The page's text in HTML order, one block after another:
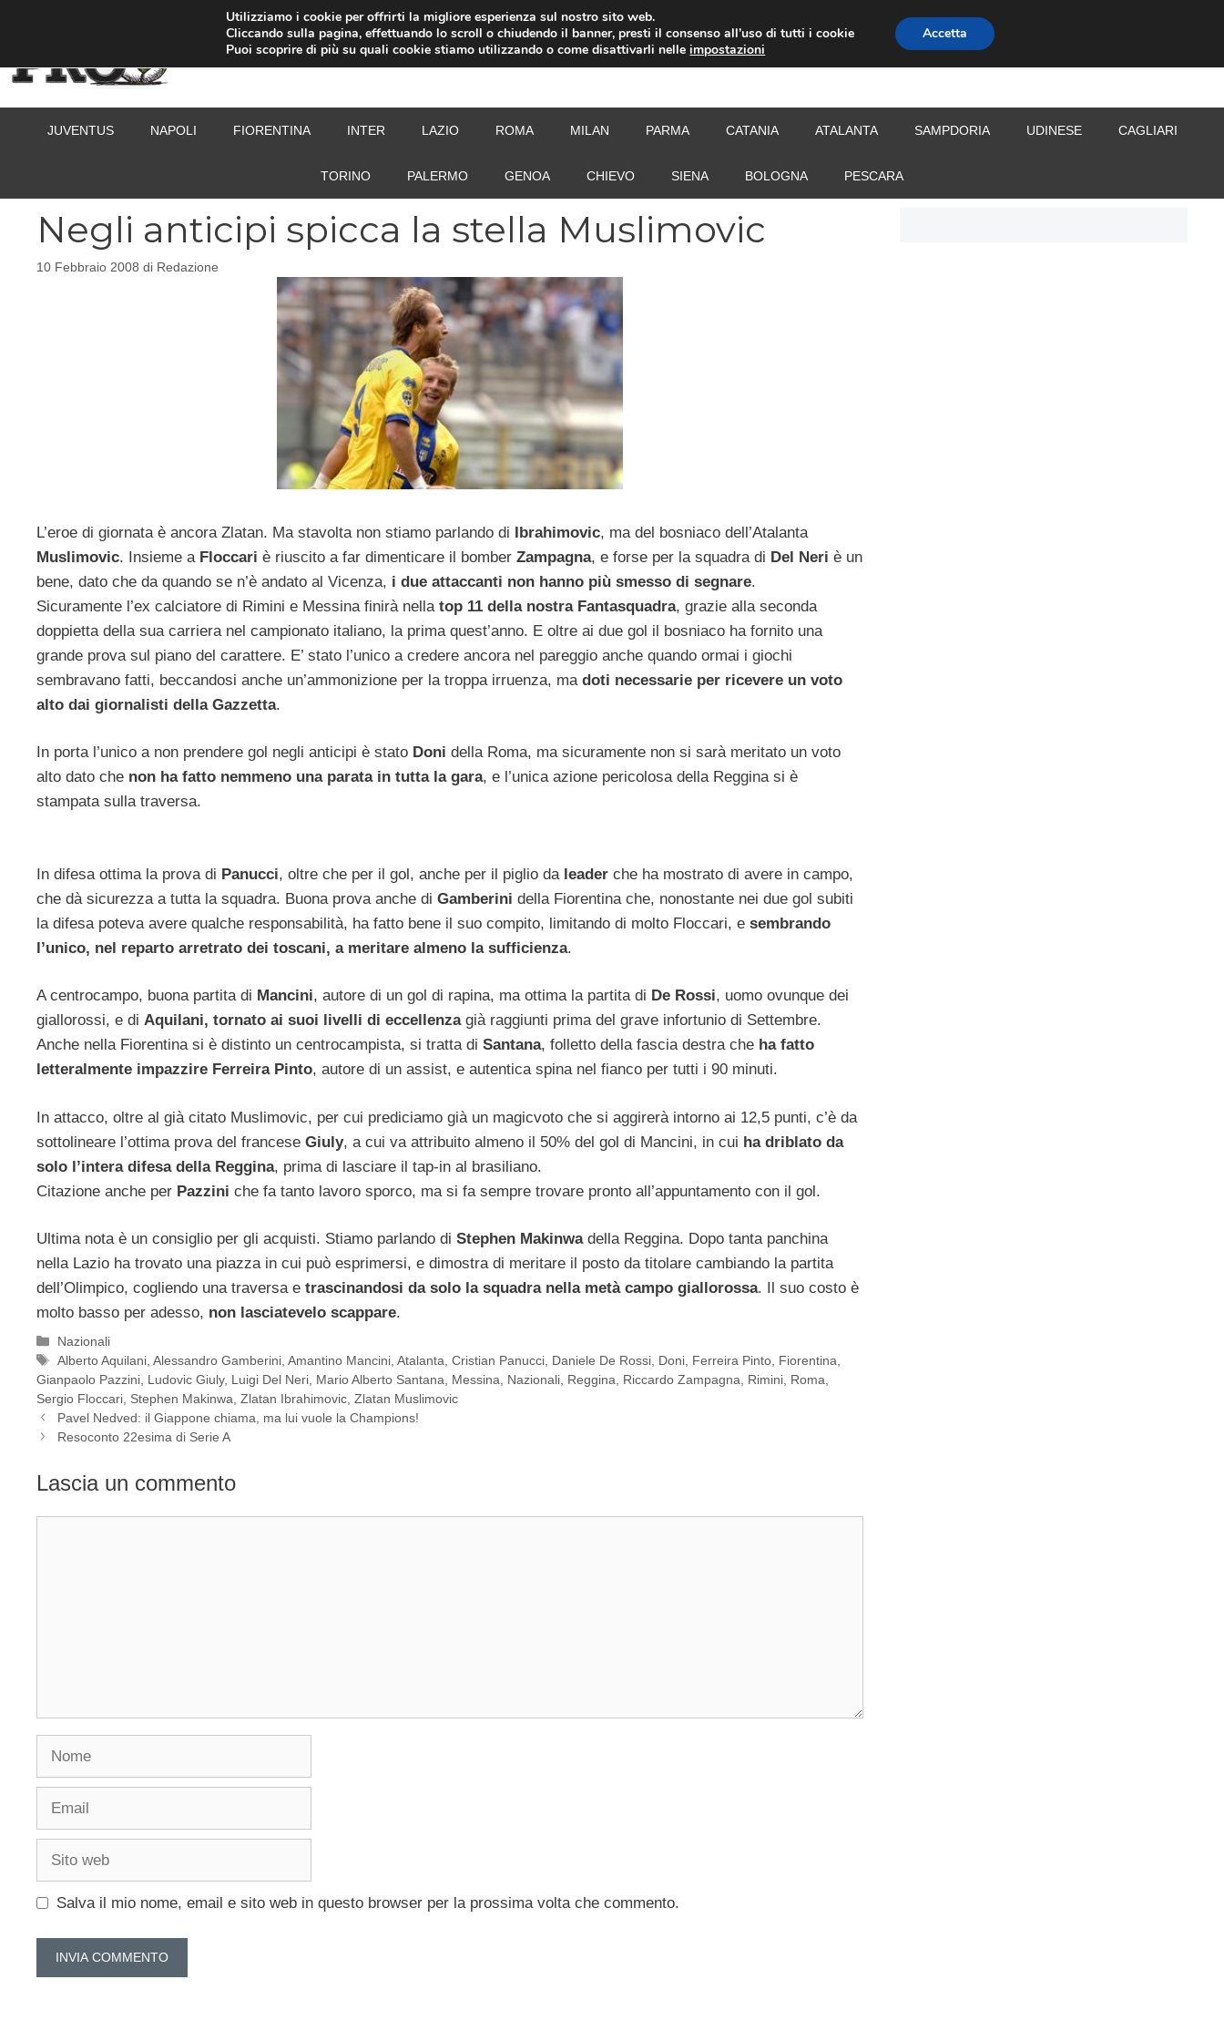
CALCIOMERCATO
JUVENTUS NAPOLI FIORENTINA INTER LAZIO ROMA MILAN PARMA CATANIA ATALANTA SAMPDORIA UDINESE CAGLIARI
TORINO PALERMO GENOA CHIEVO SIENA BOLOGNA PESCARA
Negli anticipi spicca la stella Muslimovic
10 Febbraio 2008 di Redazione
L’eroe di giornata è ancora Zlatan. Ma stavolta non stiamo parlando di Ibrahimovic, ma del bosniaco dell’Atalanta
Muslimovic. Insieme a Floccari è riuscito a far dimenticare il bomber Zampagna, e forse per la squadra di Del Neri è un
bene, dato che da quando se n’è andato al Vicenza, i due attaccanti non hanno più smesso di segnare.
Sicuramente l’ex calciatore di Rimini e Messina finirà nella top 11 della nostra Fantasquadra, grazie alla seconda
doppietta della sua carriera nel campionato italiano, la prima quest’anno. E oltre ai due gol il bosniaco ha fornito una
grande prova sul piano del carattere. E’ stato l’unico a credere ancora nel pareggio anche quando ormai i giochi
sembravano fatti, beccandosi anche un’ammonizione per la troppa irruenza, ma doti necessarie per ricevere un voto
alto dai giornalisti della Gazzetta.
In porta l’unico a non prendere gol negli anticipi è stato Doni della Roma, ma sicuramente non si sarà meritato un voto
alto dato che non ha fatto nemmeno una parata in tutta la gara, e l’unica azione pericolosa della Reggina si è
stampata sulla traversa.
In difesa ottima la prova di Panucci, oltre che per il gol, anche per il piglio da leader che ha mostrato di avere in campo,
che dà sicurezza a tutta la squadra. Buona prova anche di Gamberini della Fiorentina che, nonostante nei due gol subiti
la difesa poteva avere qualche responsabilità, ha fatto bene il suo compito, limitando di molto Floccari, e sembrando
l’unico, nel reparto arretrato dei toscani, a meritare almeno la sufficienza.
A centrocampo, buona partita di Mancini, autore di un gol di rapina, ma ottima la partita di De Rossi, uomo ovunque dei
giallorossi, e di Aquilani, tornato ai suoi livelli di eccellenzagià raggiunti prima del grave infortunio di Settembre.
Anche nella Fiorentina si è distinto un centrocampista, si tratta di Santana, folletto della fascia destra che ha fatto
letteralmente impazzire Ferreira Pinto, autore di un assist, e autentica spina nel fianco per tutti i 90 minuti.
In attacco, oltre al già citato Muslimovic, per cui prediciamo già un magicvoto che si aggirerà intorno ai 12,5 punti, c’è da
sottolineare l’ottima prova del francese Giuly, a cui va attribuito almeno il 50% del gol di Mancini, in cui ha driblato da
solo l’intera difesa della Reggina, prima di lasciare il tap-in al brasiliano.
Citazione anche per Pazzini che fa tanto lavoro sporco, ma si fa sempre trovare pronto all’appuntamento con il gol.
Ultima nota è un consiglio per gli acquisti. Stiamo parlando di Stephen Makinwadella Reggina. Dopo tanta panchina
nella Lazio ha trovato una piazza in cui può esprimersi, e dimostra di meritare il posto da titolare cambiando la partita
dell’Olimpico, cogliendo una traversa e trascinandosi da solo la squadra nella metà campo giallorossa. Il suo costo è
molto basso per adesso, non lasciatevelo scappare.
Categorie
Nazionali
Tag
Alberto Aquilani ,Alessandro Gamberini ,Amantino Mancini ,Atalanta ,Cristian Panucci Daniele De Rossi Doni Ferreira Pinto Fiorentina
Gianpaolo Pazzini Ludovic Giuly, Luigi Del Neri Mario Alberto Santana Messina Nazionali Reggina Riccardo Zampagna Rimini Roma
Sergio Floccari Stephen Makinwa Zlatan Ibrahimovic Zlatan Muslimovic
Pavel Nedved: il Giappone chiama, ma lui vuole la Champions!
Resoconto 22esima di Serie A
Lascia un commento
Salva il mio nome, email e sito web in questo browser per la prossima volta che commento.
Utilizziamo i cookie per offrirti la migliore esperienza sul nostro sito web.
Cliccando sulla pagina, effettuando lo scroll o chiudendo il banner, presti il consenso all’uso di tutti i cookie
Puoi scoprire di più su quali cookie stiamo utilizzando o come disattivarli nelleimpostazioni
Accetta